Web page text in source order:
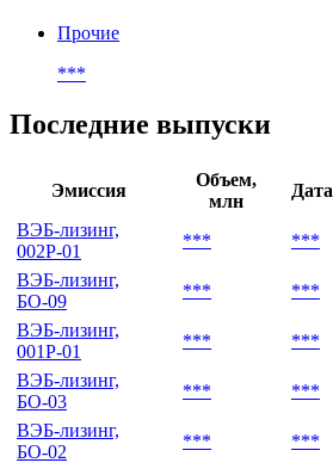
Прочие
***
Последние выпуски
Эмиссия
Объем,
млн
Дата
ВЭБ-лизинг,
002P-01
*** ***
ВЭБ-лизинг,
БО-09
*** ***
ВЭБ-лизинг,
001P-01
*** ***
ВЭБ-лизинг,
БО-03
*** ***
ВЭБ-лизинг,
БО-02
*** ***